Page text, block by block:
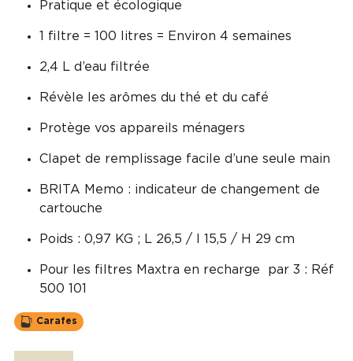
Pratique et écologique
1 filtre = 100 litres = Environ 4 semaines
2,4 L d’eau filtrée
Révèle les arômes du thé et du café
Protège vos appareils ménagers
Clapet de remplissage facile d’une seule main
BRITA Memo : indicateur de changement de
cartouche
Poids : 0,97 KG ; L 26,5 / l 15,5 / H 29 cm
Pour les filtres Maxtra en recharge par 3 : Réf
500 101
Carafes